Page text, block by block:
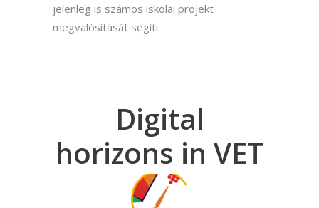
jelenleg is számos iskolai projekt
megvalósítását segíti.
Digital
horizons in VET